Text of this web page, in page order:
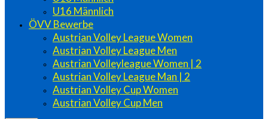
U16 Männlich
ÖVV Bewerbe
Austrian Volley League Women
Austrian Volley League Men
Austrian Volleyleague Women | 2
Austrian Volley League Man | 2
Austrian Volley Cup Women
Austrian Volley Cup Men